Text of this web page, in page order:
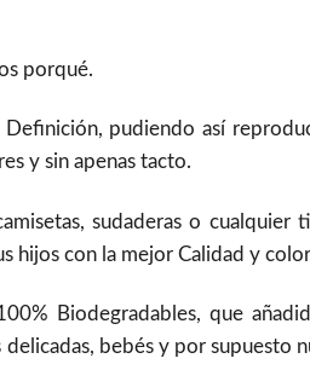
porqué.
pudiendo así
y sin apenas tacto.
sudaderas o cualquier
hijos con la mejor Calidad y
Biodegradables, que
bebés y por supuesto